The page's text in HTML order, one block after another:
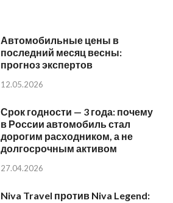
Автомобильные цены в
последний месяц весны:
прогноз экспертов
12.05.2026
Срок годности — 3 года: почему
в России автомобиль стал
дорогим расходником, а не
долгосрочным активом
27.04.2026
Niva Travel против Niva Legend: